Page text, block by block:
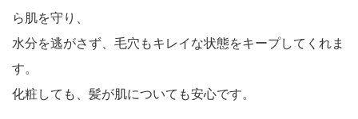
ら肌を守り、
水分を逃がさず、毛穴もキレイな状態をキープしてくれま
す。
化粧しても、髪が肌についても安心です。